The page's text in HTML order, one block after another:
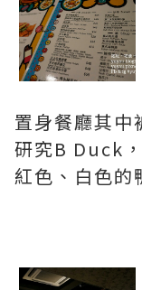
置身餐廳其
研究B Duck
紅色、白色的